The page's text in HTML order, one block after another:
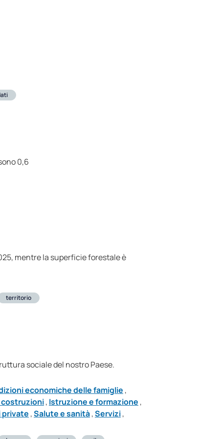
0,6
mentre la superficie forestale è
territorio
sociale del nostro Paese.
economiche delle famiglie ,
, Istruzione e formazione ,
private ,Salute e sanità,Servizi,